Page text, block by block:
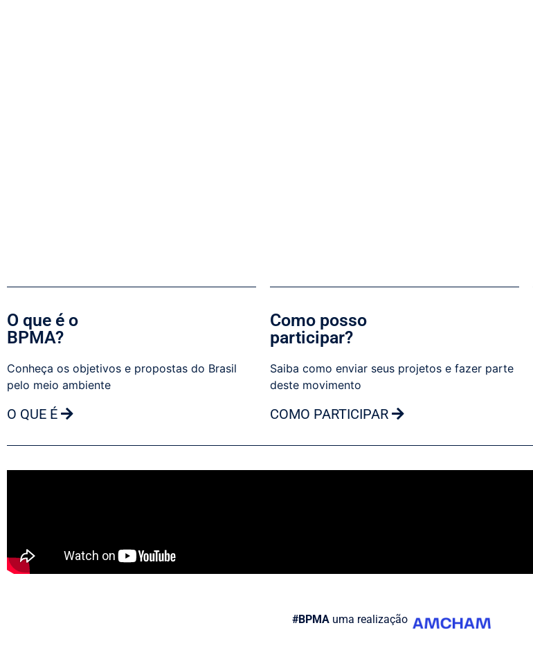
O que é o
BPMA?
Conheça os objetivos e propostas do Brasil
pelo meio ambiente
O QUE É
Como posso
participar?
Saiba como enviar seus projetos e fazer parte
deste movimento
COMO PARTICIPAR
#BPMAuma realização